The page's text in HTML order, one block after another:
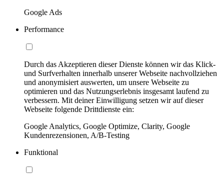
Google Ads
Performance
Durch das Akzeptieren dieser Dienste können wir das Klick-
und Surfverhalten innerhalb unserer Webseite nachvollziehen
und anonymisiert auswerten, um unsere Webseite zu
optimieren und das Nutzungserlebnis insgesamt laufend zu
verbessern. Mit deiner Einwilligung setzen wir auf dieser
Webseite folgende Drittdienste ein:
Google Analytics, Google Optimize, Clarity, Google
Kundenrezensionen, A/B-Testing
Funktional